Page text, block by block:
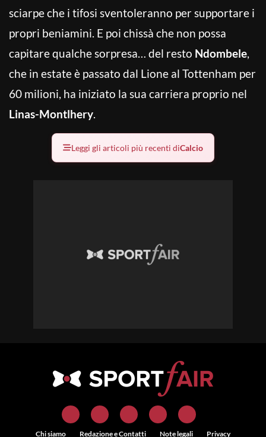
sciarpe che i tifosi sventoleranno per supportare i
propri beniamini. E poi chissà che non possa
capitare qualche sorpresa… del resto Ndombele,
che in estate è passato dal Lione al Tottenham per
60 milioni, ha iniziato la sua carriera proprio nel
Linas-Montlhery.
Leggi gli articoli più recenti diCalcio
Chi siamo Redazione e Contatti Note legali Privacy